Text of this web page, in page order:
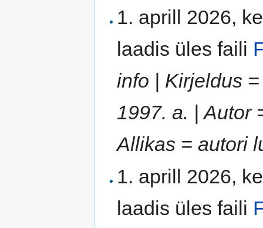
1. aprill 2026,
laadis üles faili
info | Kirjeldus
1997. a. | Autor
Allikas = autori
1. aprill 2026,
laadis üles faili